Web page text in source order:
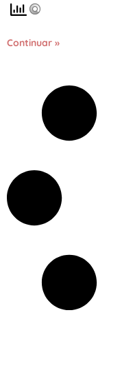
Continuar »